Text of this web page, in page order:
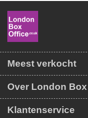
Meest verkocht
Over London
Klantenservice